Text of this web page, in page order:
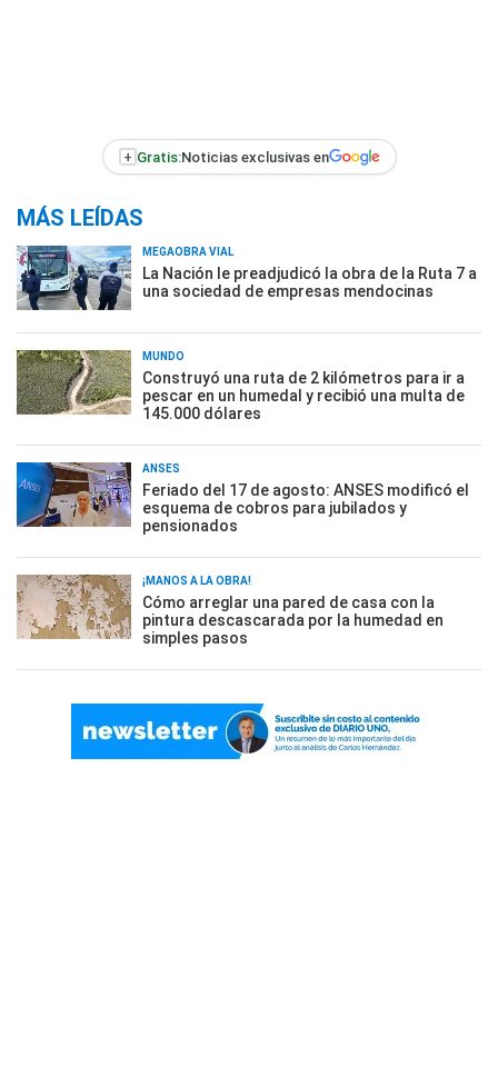
+ Gratis:Noticias exclusivas en
MÁS LEÍDAS
MEGAOBRA VIAL
La Nación le preadjudicó la obra de la Ruta 7 a
una sociedad de empresas mendocinas
MUNDO
Construyó una ruta de 2 kilómetros para ir a
pescar en un humedal y recibió una multa de
145.000 dólares
ANSES
Feriado del 17 de agosto: ANSES modificó el
esquema de cobros para jubilados y
pensionados
¡MANOS A LA OBRA!
Cómo arreglar una pared de casa con la
pintura descascarada por la humedad en
simples pasos